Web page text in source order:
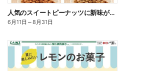
人気のスイートピーナッツに新味が登場
6月11日 ～8月31日